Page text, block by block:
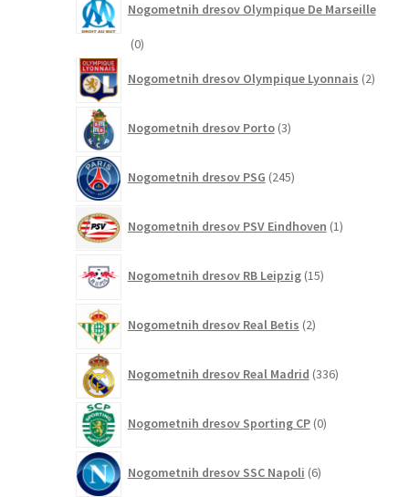
Nogometnih dresov Olympique De Marseille
00
Nogometnih dresov Olympique Lyonnais 2izdelka
Nogometnih dresov Porto 3izdelki
Nogometnih dresov PSG 245izdelkov
Nogometnih dresov PSV Eindhoven 1izdelek
Nogometnih dresov RB Leipzig 15izdelkov
Nogometnih dresov Real Betis 2izdelka
Nogometnih dresov Real Madrid 336izdelkov
Nogometnih dresov Sporting CP 0izdelkov
Nogometnih dresov SSC Napoli 6izdelkov